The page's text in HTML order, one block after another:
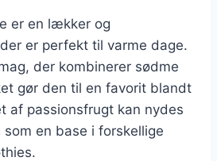
er en lækker og
er perfekt til varme dage.
der kombinerer sødme
gør den til en favorit blandt
af passionsfrugt kan nydes
en base i forskellige